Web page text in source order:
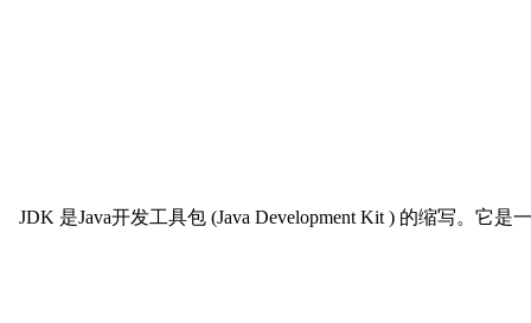
JDK 是Java开发工具包 (Java Development Kit ) 的缩写。它